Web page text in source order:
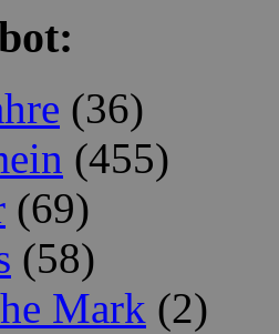
(36)
(455)
(69)
(58)
Mark (2)